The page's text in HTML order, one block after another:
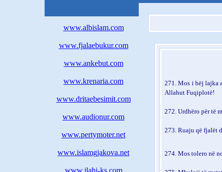
www.albislam.com
www.fjalaebukur.com
www.ankebut.com
www.krenaria.com
www.dritaebesimit.com
www.audionur.com
www.pertymoter.net
www.islamgjakova.net
www.ilahi-ks.com
271.Mos i bëj lajka
Allahut Fuqiplotë!
272. Urdhëro për të
273. Ruaju që fjalët
274. Mos tolero në